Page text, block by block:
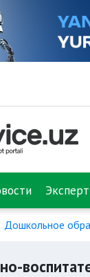
Дошкольное